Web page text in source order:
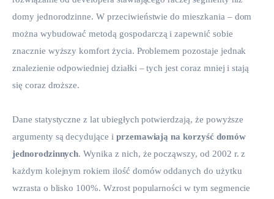
domy jednorodzinne. W przeciwieństwie do mieszkania – dom
można wybudować metodą gospodarczą i zapewnić sobie
znacznie wyższy komfort życia. Problemem pozostaje jednak
znalezienie odpowiedniej działki – tych jest coraz mniej i stają
się coraz droższe.
Dane statystyczne z lat ubiegłych potwierdzają, że powyższe
argumenty są decydujące i przemawiają na korzyść domów
jednorodzinnych. Wynika z nich, że począwszy, od 2002 r. z
każdym kolejnym rokiem ilość domów oddanych do użytku
wzrasta o blisko 100%. Wzrost popularności w tym segmencie